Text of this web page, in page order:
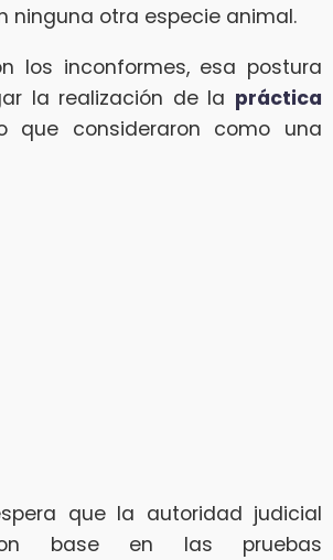
ninguna otra especie animal.
los inconformes, esa postura
la realización de la práctica
que consideraron como una
que la autoridad judicial
base en las pruebas